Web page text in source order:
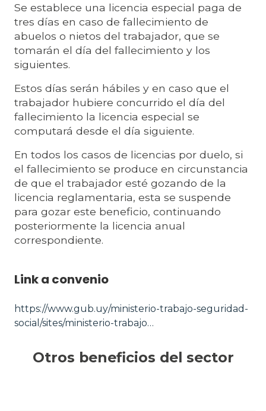
Se establece una licencia especial paga de
tres días en caso de fallecimiento de
abuelos o nietos del trabajador, que se
tomarán el día del fallecimiento y los
siguientes.
Estos días serán hábiles y en caso que el
trabajador hubiere concurrido el día del
fallecimiento la licencia especial se
computará desde el día siguiente.
En todos los casos de licencias por duelo, si
el fallecimiento se produce en circunstancia
de que el trabajador esté gozando de la
licencia reglamentaria, esta se suspende
para gozar este beneficio, continuando
posteriormente la licencia anual
correspondiente.
Link a convenio
https://www.gub.uy/ministerio-trabajo-seguridad-
social/sites/ministerio-trabajo…
Otros beneficios del sector